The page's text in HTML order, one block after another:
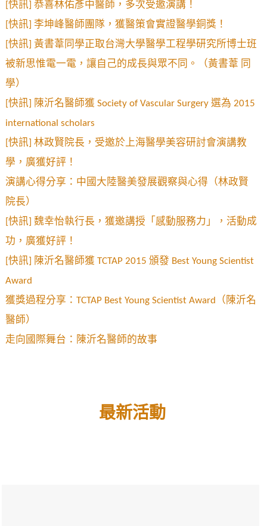
[快訊] 恭喜林佑彥中醫師，多次受邀演講！
[快訊] 李坤峰醫師團隊，獲醫策會實證醫學銅獎！
[快訊] 黃書葦同學正取台灣大學醫學工程學研究所博士班
被新思惟電一電，讓自己的成長與眾不同。
（黃書葦 同
學）
[快訊] 陳沂名醫師獲 Society of Vascular Surgery 選為 2015
international scholars
[快訊] 林政賢院長，受邀於上海醫學美容研討會演講教
學，廣獲好評！
演講心得分享：中國大陸醫美發展觀察與心得 （林政賢
院長）
[快訊] 魏幸怡執行長，獲邀講授「感動服務力」，活動成
功，廣獲好評！
[快訊] 陳沂名醫師獲 TCTAP 2015 頒發 Best Young Scientist
Award
獲獎過程分享：TCTAP Best Young Scientist Award
（陳沂名
醫師）
走向國際舞台：陳沂名醫師的故事
最新活動